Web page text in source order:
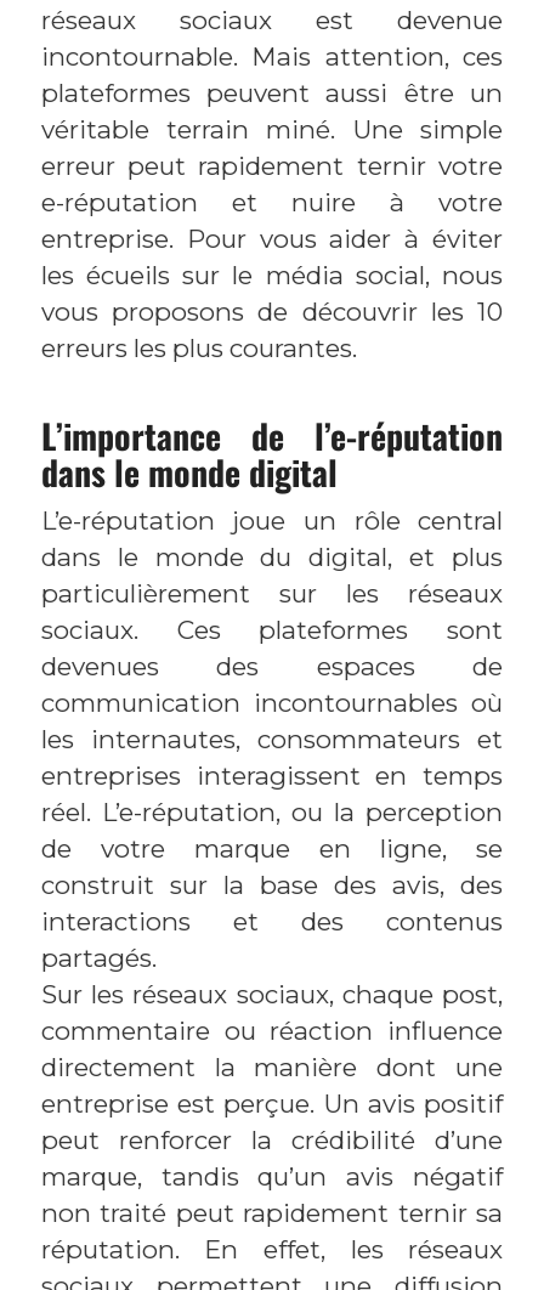
réseaux sociaux est devenue
incontournable. Mais attention, ces
plateformes peuvent aussi être un
véritable terrain miné. Une simple
erreur peut rapidement ternir votre
e-réputation et nuire à votre
entreprise. Pour vous aider à éviter
les écueils sur le média social, nous
vous proposons de découvrir les 10
erreurs les plus courantes.
L’importance de l’e-réputation
dans le monde digital
L’e-réputation joue un rôle central
dans le monde du digital, et plus
particulièrement sur les réseaux
sociaux. Ces plateformes sont
devenues des espaces de
communication incontournables où
les internautes, consommateurs et
entreprises interagissent en temps
réel. L’e-réputation, ou la perception
de votre marque en ligne, se
construit sur la base des avis, des
interactions et des contenus
partagés.
Sur les réseaux sociaux, chaque post,
commentaire ou réaction influence
directement la manière dont une
entreprise est perçue. Un avis positif
peut renforcer la crédibilité d’une
marque, tandis qu’un avis négatif
non traité peut rapidement ternir sa
réputation. En effet, les réseaux